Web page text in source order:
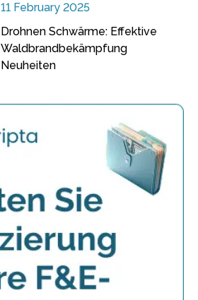
11 February 2025
Drohnen Schwärme: Effektive
Waldbrandbekämpfung
Neuheiten